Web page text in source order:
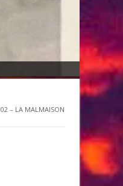
02 – LA MALMAISON